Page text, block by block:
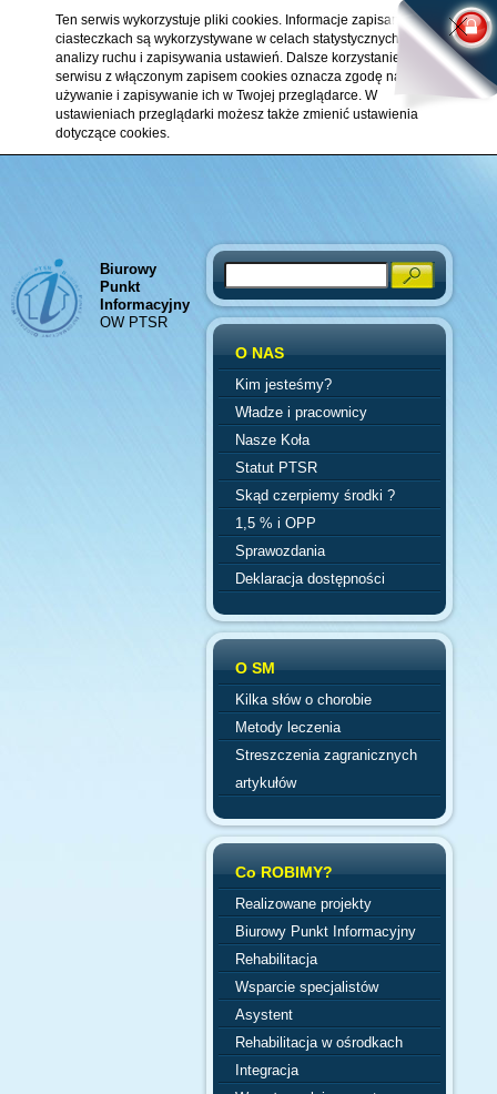
Ten serwis wykorzystuje pliki cookies. Informacje zapisane w
ciasteczkach są wykorzystywane w celach statystycznych,
analizy ruchu i zapisywania ustawień. Dalsze korzystanie z
serwisu z włączonym zapisem cookies oznacza zgodę na ich
używanie i zapisywanie ich w Twojej przeglądarce. W
ustawieniach przeglądarki możesz także zmienić ustawienia
dotyczące cookies.
Biurowy
Punkt
Informacyjny
OW PTSR
Search
O NAS
Kim jesteśmy?
Władze i pracownicy
Nasze Koła
Statut PTSR
Skąd czerpiemy środki ?
1,5 % i OPP
Sprawozdania
Deklaracja dostępności
O SM
Kilka słów o chorobie
Metody leczenia
Streszczenia zagranicznych
artykułów
Co ROBIMY?
Realizowane projekty
Biurowy Punkt Informacyjny
Rehabilitacja
Wsparcie specjalistów
Asystent
Rehabilitacja w ośrodkach
Integracja